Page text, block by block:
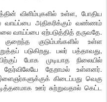
விளிம்புகளில் உள்ள, போதிய
வாய்ப்பை அதிகரிக்கும் வண்ணம்
வாய்ப்பை ஏற்படுத்தித் தருவதே.
குடும்பங்களில் உள்ள
படுகிறது. பலர் பத்தாவது,
போக முடியாத நிலையில்
தேறாமல் உள்ளனர்.
கிடைப்பது வெகு
ஊர் சுற்றுவதால் கெட்ட